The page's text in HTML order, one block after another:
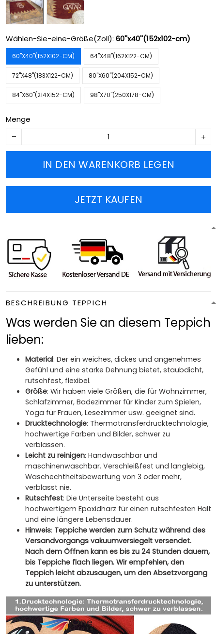
Wählen-Sie-eine-Größe(Zoll): 60''x40''(152x102-cm)
60''X40''(152X102-CM) 64''X48''(162X122-CM)
72''X48''(183X122-CM) 80''X60''(204X152-CM)
84''X60''(214X152-CM) 98''X70''(250X178-CM)
Menge
IN DEN WARENKORB LEGEN
JETZT KAUFEN
BESCHREIBUNG TEPPICH
Was werden Sie an diesem Teppich
lieben:
Material: Der ein weiches, dickes und angenehmes
Gefühl und eine starke Dehnung bietet, staubdicht,
rutschfest, flexibel.
Größe: Wir haben viele Größen, die für Wohnzimmer,
Schlafzimmer, Badezimmer für Kinder zum Spielen,
Yoga für Frauen, Lesezimmer usw. geeignet sind.
Drucktechnologie: Thermotransferdrucktechnologie,
hochwertige Farben und Bilder, schwer zu
verblassen.
Leicht zu reinigen: Handwaschbar und
maschinenwaschbar. Verschleißfest und langlebig,
Waschechtheitsbewertung von 3 oder mehr,
verblasst nie.
Rutschfest: Die Unterseite besteht aus
hochwertigem Epoxidharz für einen rutschfesten Halt
und eine längere Lebensdauer.
Hinweis: Teppiche werden zum Schutz während des
Versandvorgangs vakuumversiegelt versendet.
Nach dem Öffnen kann es bis zu 24 Stunden dauern,
bis Teppiche flach liegen. Wir empfehlen, den
Teppich leicht abzusaugen, um den Absetzvorgang
zu unterstützen.